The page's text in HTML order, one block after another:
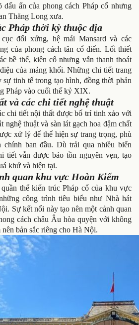
dấu ấn của phong cách Pháp cổ nhưng
Thăng Long xưa.
Pháp thời kỳ thuộc địa
đối xứng, hệ mái Mansard và các
của phong cách tân cổ điển. Lối thiết
bề thế, kiên cố nhưng vẫn thanh thoát
của mảng khối. Những chi tiết trang
sự tinh tế trong tạo hình, đồng thời phản
Pháp vào cuối thế kỷ XIX.
và các chi tiết nghệ thuật
chi tiết nội thất được bố trí tinh xảo với
nghệ thuật và sàn lát gạch hoa đậm chất
xử lý để thể hiện sự trang trọng, phù
ban đầu. Dù trải qua nhiều biến
tiết vẫn được bảo tồn nguyên vẹn, tạo
khứ và hiện tại.
quan khu vực Hoàn Kiếm
thể kiến trúc Pháp cổ của khu vực
công trình tiêu biểu như Nhà hát
Sự kết nối này tạo nên một cảnh quan
cách châu Âu hòa quyện với không
bản sắc riêng cho Hà Nội.